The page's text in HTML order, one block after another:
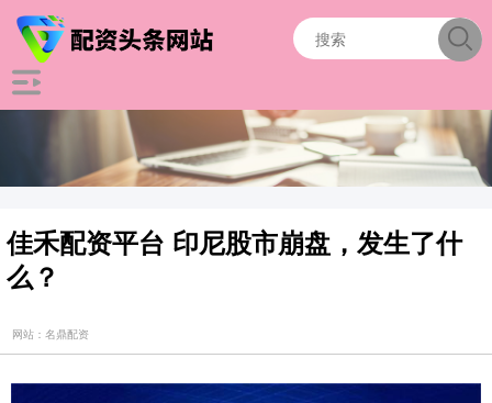
佳禾配资平台 印尼股市崩盘，发生了什
么？
网站：名鼎配资